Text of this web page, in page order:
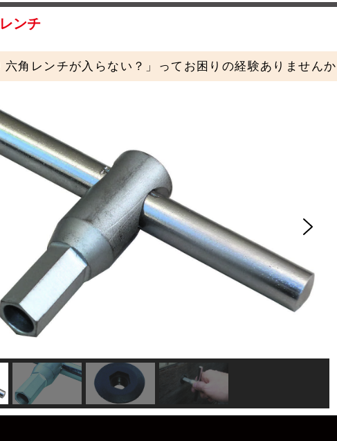
ンチ
六角レンチが入らない？」ってお困りの経験ありませんか